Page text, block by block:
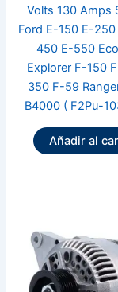
Volts 130 Amps
Ford E-150 E-
450 E-550
Explorer F-150
350 F-59
B4000 ( F2Pu-
Añadir al